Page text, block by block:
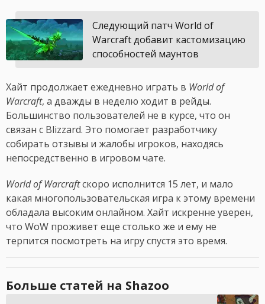
Следующий патч World of
Warcraft добавит кастомизацию
способностей маунтов
Хайт продолжает ежедневно играть в World of
Warcraft, а дважды в неделю ходит в рейды.
Большинство пользователей не в курсе, что он
связан с Blizzard. Это помогает разработчику
собирать отзывы и жалобы игроков, находясь
непосредственно в игровом чате.
World of Warcraftскоро исполнится 15 лет, и мало
какая многопользовательская игра к этому времени
обладала высоким онлайном. Хайт искренне уверен,
что WoW проживет еще столько же и ему не
терпится посмотреть на игру спустя это время.
Больше статей на Shazoo